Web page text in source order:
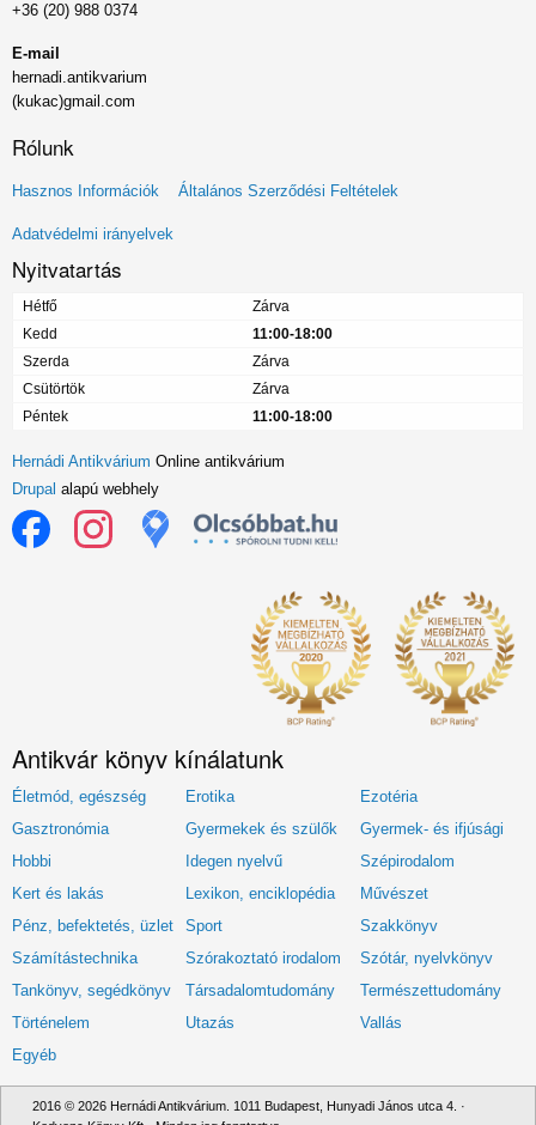
+36 (20) 988 0374
E-mail
hernadi.antikvarium
(kukac)gmail.com
Rólunk
Lábléc
menü
Hasznos Információk Általános Szerződési Feltételek
Adatvédelmi irányelvek
Nyitvatartás
Hétfő
Zárva
Kedd
11:00-18:00
Szerda
Zárva
Csütörtök
Zárva
Péntek
11:00-18:00
Hernádi Antikvárium Online antikvárium
Drupal alapú webhely
Antikvár könyv kínálatunk
Életmód, egészség Erotika
Ezotéria
Gasztronómia
Gyermekek és szülők
Gyermek- és ifjúsági
Hobbi
Idegen nyelvű
Szépirodalom
Kert és lakás
Lexikon, enciklopédia
Művészet
Pénz, befektetés, üzlet
Sport
Szakkönyv
Számítástechnika
Szórakoztató irodalom
Szótár, nyelvkönyv
Tankönyv, segédkönyv
Társadalomtudomány
Természettudomány
Történelem
Utazás
Vallás
Egyéb
2016 © 2026 Hernádi Antikvárium. 1011 Budapest, Hunyadi János utca 4. ·